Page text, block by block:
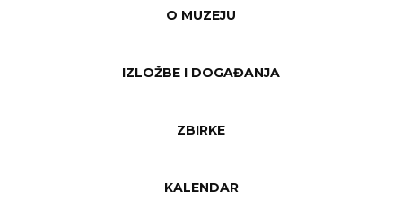
O MUZEJU
IZLOŽBE I DOGAĐANJA
ZBIRKE
KALENDAR